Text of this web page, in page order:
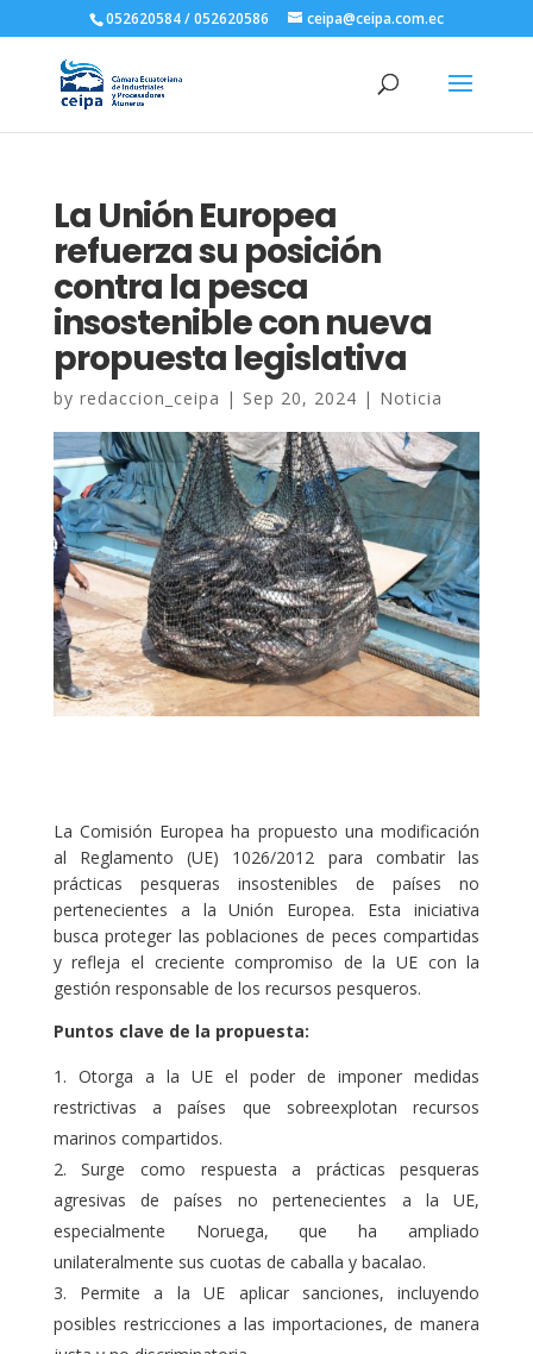
052620584 / 052620586 ceipa@ceipa.com.ec
La Unión Europea
refuerza su posición
contra la pesca
insostenible con nueva
propuesta legislativa
by redaccion_ceipa | Sep 20, 2024 | Noticia
La Comisión Europea ha propuesto una modificación
al Reglamento (UE) 1026/2012 para combatir las
prácticas pesqueras insostenibles de países no
pertenecientes a la Unión Europea. Esta iniciativa
busca proteger las poblaciones de peces compartidas
y refleja el creciente compromiso de la UE con la
gestión responsable de los recursos pesqueros.
Puntos clave de la propuesta:
Otorga a la UE el poder de imponer medidas
restrictivas a países que sobreexplotan recursos
marinos compartidos.
Surge como respuesta a prácticas pesqueras
agresivas de países no pertenecientes a la UE,
especialmente Noruega, que ha ampliado
unilateralmente sus cuotas de caballa y bacalao.
Permite a la UE aplicar sanciones, incluyendo
posibles restricciones a las importaciones, de manera